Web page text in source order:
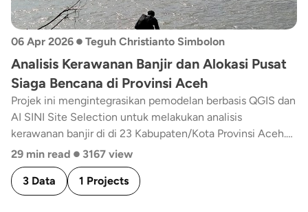
06 Apr 2026 • Teguh Christianto Simbolon
Analisis Kerawanan Banjir dan Alokasi Pusat
Siaga Bencana di Provinsi Aceh
Projek ini mengintegrasikan pemodelan berbasis QGIS dan
AI SINI Site Selection untuk melakukan analisis
kerawanan banjir di di 23 Kabupaten/Kota Provinsi Aceh.
Melalui kompilasi 27 layer geospasial, projek ini membantu
memetakan lokasi dengan kapasitas (POI) dan kebutuhan
(demografi) yang sesuai untuk dijadikan pusat siaga
bencana di daerah-daerah rawan banjir. Projek ini dapat
29 min read • 3167 view
3 Data 1 Projects